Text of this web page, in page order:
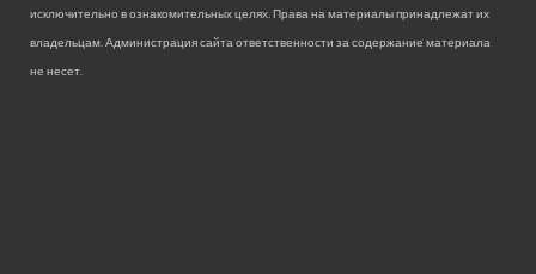
исключительно в ознакомительных целях. Права на материалы принадлежат их
владельцам. Администрация сайта ответственности за содержание материала
не несет.